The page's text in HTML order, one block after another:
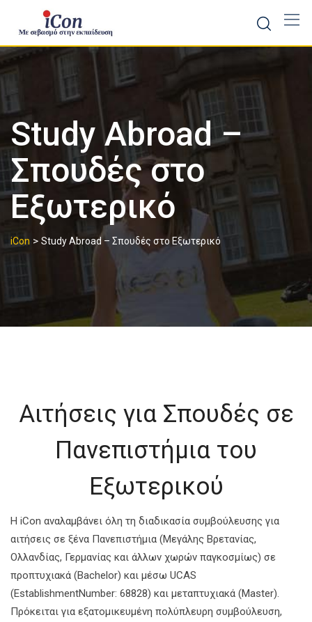
content
Study Abroad –
Σπουδές στο
Εξωτερικό
iCon > Study Abroad – Σπουδές στο Εξωτερικό
Αιτήσεις για Σπουδές σε
Πανεπιστήμια του
Εξωτερικού
Η iCon αναλαμβάνει όλη τη διαδικασία συμβούλευσης για
αιτήσεις σε ξένα Πανεπιστήμια (Μεγάλης Βρετανίας,
Ολλανδίας, Γερμανίας και άλλων χωρών παγκοσμίως) σε
προπτυχιακά (Bachelor) και μέσω UCAS
(EstablishmentNumber: 68828) και μεταπτυχιακά (Master).
Πρόκειται για εξατομικευμένη πολύπλευρη συμβούλευση,